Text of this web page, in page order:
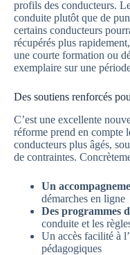
profils des conducteurs.
conduite plutôt que de
certains conducteurs
récupérés plus
une courte formation ou
exemplaire sur une
Des soutiens renforcés
C’est une excellente
réforme prend en compte
conducteurs plus âgés,
de contraintes.
Un
démarches en ligne
Des programmes
conduite et les
Un accès facilité à
pédagogiques